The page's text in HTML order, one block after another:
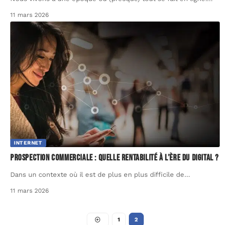
11 mars 2026
INTERNET
Prospection commerciale : quelle rentabilité à l’ère du digital ?
Dans un contexte où il est de plus en plus difficile de…
11 mars 2026
1 2